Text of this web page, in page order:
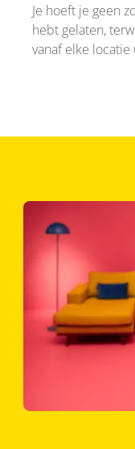
Je hoeft je geen
hebt gelaten,
vanaf elke